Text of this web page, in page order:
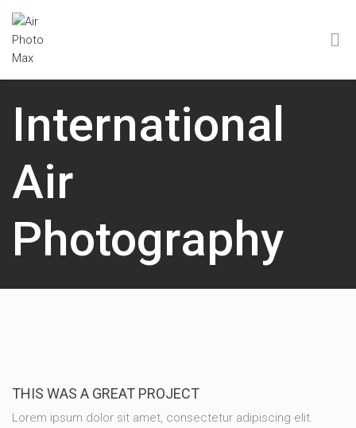
International
Air
Photography
THIS WAS A GREAT PROJECT
Lorem ipsum dolor sit amet, consectetur adipiscing elit.